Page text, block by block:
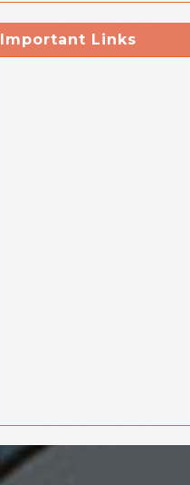
Important Links